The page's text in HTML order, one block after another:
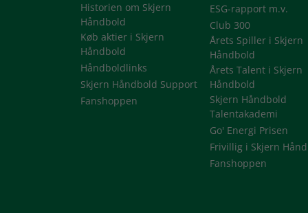
Historien om Skjern
Håndbold
Køb aktier i Skjern
Håndbold
Håndboldlinks
Skjern Håndbold Support
Fanshoppen
ESG-rapport m.v.
Club 300
Årets Spiller i Skjern
Håndbold
Årets Talent i Skjern
Håndbold
Skjern Håndbold
Talentakademi
Go' Energi Prisen
Frivillig i Skjern
Fanshoppen